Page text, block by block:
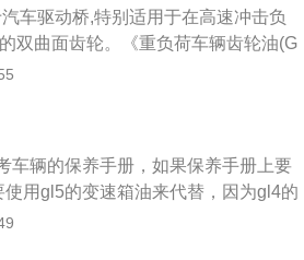
车驱动桥,特别适用于在高速冲击负
双曲面齿轮。《重负荷车辆齿轮油(G
合为基础油，加入多种添加剂调制
品主要适用于汽车驱动桥,特别适用
矩工况下应用的双曲面齿轮。齿轮油
入极压抗磨剂和油性剂调制而成的一
以防止齿面磨损、擦伤、烧结等，延
车辆的保养手册，如果保养手册上要
用gl5的变速箱油来代替，因为gl4的
向器齿轮使用，属于中负荷齿轮油，